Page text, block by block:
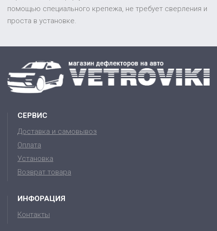
помощью специального крепежа, не требует сверления и
проста в установке.
СЕРВИС
Доставка и самовывоз
Оплата
Установка
Возврат товара
ИНФОРАЦИЯ
Контакты